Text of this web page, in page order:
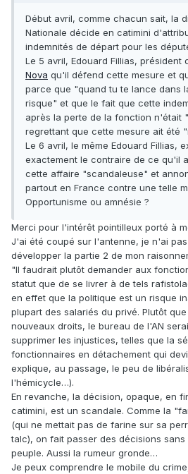
Début avril, comme chacun sait, la
Nationale décide en catimini
indemnités de départ pour les
Le 5 avril, Edouard Fillias, président
Nova qu'il défend cette mesure et
parce que "quand tu te lance dans
risque" et que le fait que cette
après la perte de la fonction n'était
regrettant que cette mesure ait été
Le 6 avril, le même Edouard Fillias,
exactement le contraire de ce qu'il
cette affaire "scandaleuse" et
partout en France contre une telle
Opportunisme ou amnésie ?
Merci pour l'intérêt pointilleux porté à
J'ai été coupé sur l'antenne, je n'ai
développer la partie 2 de mon
"Il faudrait plutôt demander aux
statut que de se livrer à de tels
en effet que la politique est un risque
plupart des salariés du privé. Plutôt
nouveaux droits, le bureau de l'AN
supprimer les injustices, telles que la
fonctionnaires en détachement qui
explique, au passage, le peu de
l'hémicycle…).
En revanche, la décision, opaque, en
catimini, est un scandale. Comme la
(qui ne mettait pas de farine sur sa
talc), on fait passer des décisions
peuple. Aussi la rumeur gronde…
Je peux comprendre le mobile du